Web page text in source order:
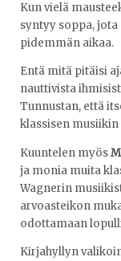
Kun vielä
syntyy soppa,
pidemmän aikaa.
Entä mitä pitäisi
nauttivista
Tunnustan, että
klassisen musiikin
Kuuntelen myös
ja monia muita
Wagnerin
arvoasteikon
odottamaan
Kirjahyllyn